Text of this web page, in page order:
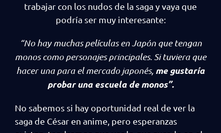
trabajar con los nudos de la saga y vaya que
podría ser muy interesante:
“No hay muchas películas en Japón que tengan
monos como personajes principales. Si tuviera que
hacer una para el mercado japonés, me gustaría
probar una escuela de monos”.
No sabemos si hay oportunidad real de ver la
saga de César en anime, pero esperanzas